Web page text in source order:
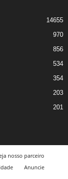
14655
970
856
534
354
203
201
nosso parceiro
Anuncie